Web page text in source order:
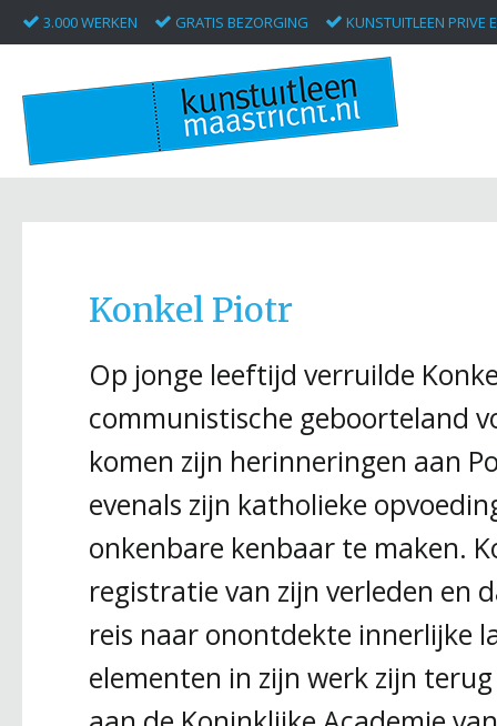
3.000 WERKEN GRATIS BEZORGING KUNSTUITLEEN PRIVE
Konkel Piotr
Op jonge leeftijd verruilde
communistische geboorteland
komen zijn herinneringen aan
evenals zijn katholieke
onkenbare kenbaar te maken.
registratie van zijn verleden en
reis naar onontdekte innerlijke
elementen in zijn werk zijn